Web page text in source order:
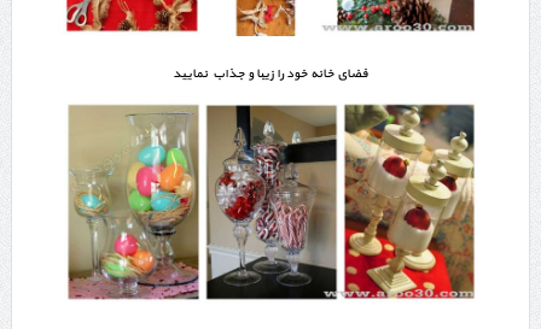
فضای خانه خود را زیبا و جذاب نمایید